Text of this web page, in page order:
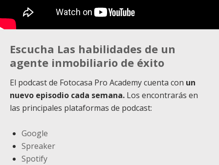
Escucha Las habilidades de un
agente inmobiliario de éxito
El podcast de Fotocasa Pro Academy cuenta con un
nuevo episodio cada semana. Los encontrarás en
las principales plataformas de podcast:
Google
Spreaker
Spotify